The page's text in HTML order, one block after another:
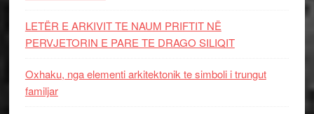
LETËR E ARKIVIT TE NAUM PRIFTIT NË
PERVJETORIN E PARE TE DRAGO SILIQIT
Oxhaku, nga elementi arkitektonik te simboli i trungut
familjar